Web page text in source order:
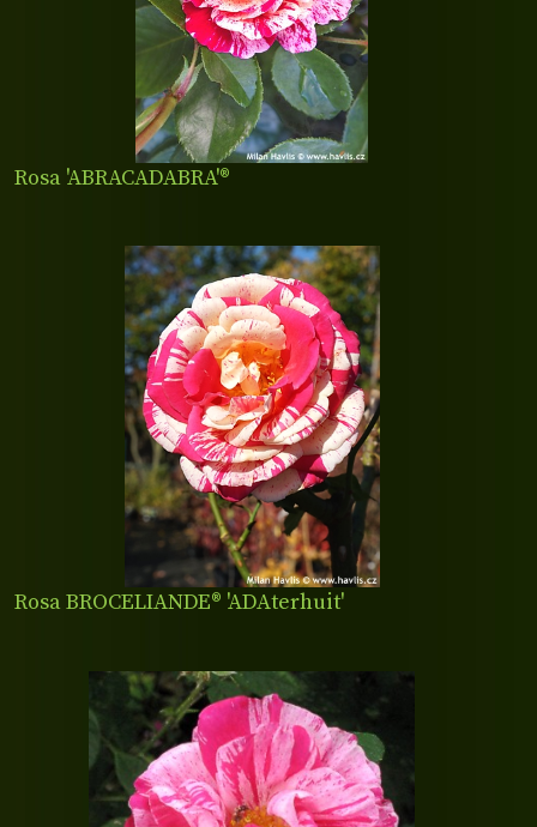
Rosa 'ABRACADABRA'®
Rosa BROCELIANDE® 'ADAterhuit'